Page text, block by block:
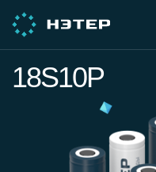
18S10P